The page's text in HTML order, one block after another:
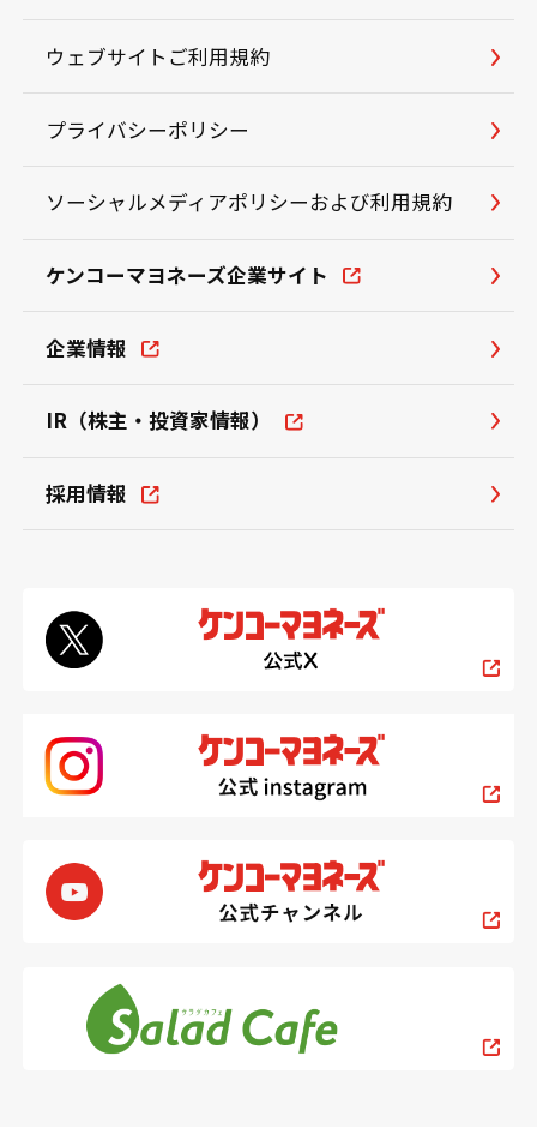
ウェブサイトご利用規約
プライバシーポリシー
ソーシャルメディアポリシーおよび利用規約
ケンコーマヨネーズ企業サイト
企業情報
IR（株主・投資家情報）
採用情報